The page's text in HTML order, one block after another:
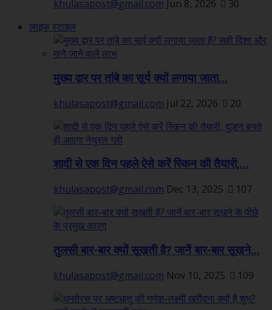
khulasapost@gmail.com Jun 8, 2026
30
लाइफ स्टाइल
मुख्य द्वार पर तांबे का सूर्य क्यों लगाया जाता...
khulasapost@gmail.com Jul 22, 2026 20
शादी से एक दिन पहले ऐसे करें स्किन की तैयारी,...
khulasapost@gmail.com Dec 13, 2025 107
तुलसी बार-बार क्यों सूखती है? जानें बार-बार सूखने...
khulasapost@gmail.com Nov 10, 2025 109